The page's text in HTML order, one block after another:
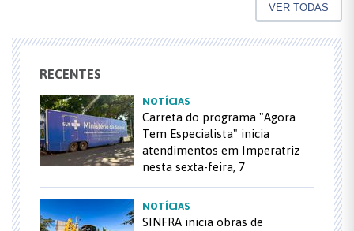
VER TODAS
RECENTES
NOTÍCIAS
Carreta do programa "Agora
Tem Especialista" inicia
atendimentos em Imperatriz
nesta sexta-feira, 7
NOTÍCIAS
SINFRA inicia obras de